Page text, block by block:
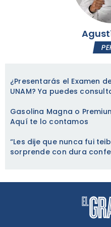
¿Presentarás el Examen
UNAM? Ya puedes
Gasolina Magna o
Aquí te lo contamos
“Les dije que nunca fui
sorprende con dura